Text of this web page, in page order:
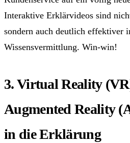
Interaktive Erklärvideos sind
sondern auch deutlich effektiver
Wissensvermittlung. Win-win!
3. Virtual Reality
Augmented Reality
in die Erklärung